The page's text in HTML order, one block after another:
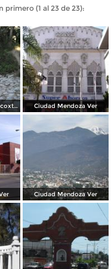
(1 al 23 de 23):
Antiguo camino a Necoxtla Ciudad Mendoza Ver
Ciudad Mendoza Ver